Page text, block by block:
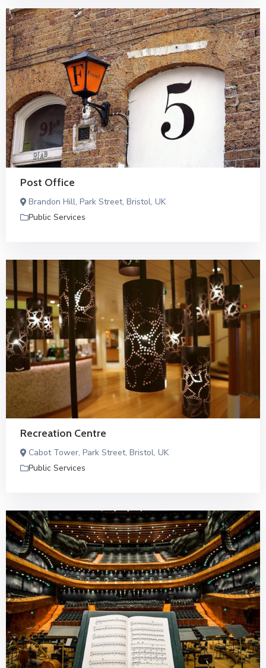
Post Office
Brandon Hill, Park Street, Bristol, UK
Public Services
Recreation Centre
Cabot Tower, Park Street, Bristol, UK
Public Services